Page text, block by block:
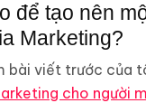
để tạo nên
Marketing?
bài viết trước của
cho người